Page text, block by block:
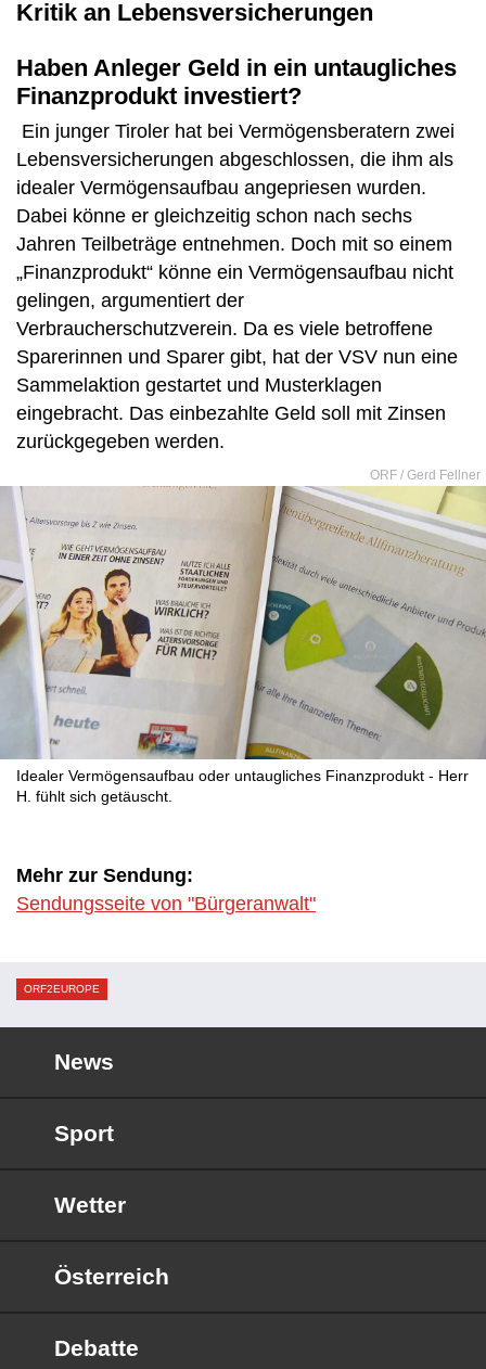
Kritik an Lebensversicherungen
Haben Anleger Geld in ein untaugliches
Finanzprodukt investiert?
Ein junger Tiroler hat bei Vermögensberatern zwei
Lebensversicherungen abgeschlossen, die ihm als
idealer Vermögensaufbau angepriesen wurden.
Dabei könne er gleichzeitig schon nach sechs
Jahren Teilbeträge entnehmen. Doch mit so einem
„Finanzprodukt“ könne ein Vermögensaufbau nicht
gelingen, argumentiert der
Verbraucherschutzverein. Da es viele betroffene
Sparerinnen und Sparer gibt, hat der VSV nun eine
Sammelaktion gestartet und Musterklagen
eingebracht. Das einbezahlte Geld soll mit Zinsen
zurückgegeben werden.
ORF / Gerd Fellner
Idealer Vermögensaufbau oder untaugliches Finanzprodukt - Herr
H. fühlt sich getäuscht.
Mehr zur Sendung:
Sendungsseite von "Bürgeranwalt"
ORF2EUROPE
News
Sport
Wetter
Österreich
Debatte